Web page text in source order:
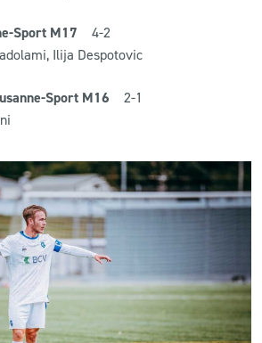
Sport M17 4-2
Ilija Despotovic
Sport M16
2-1